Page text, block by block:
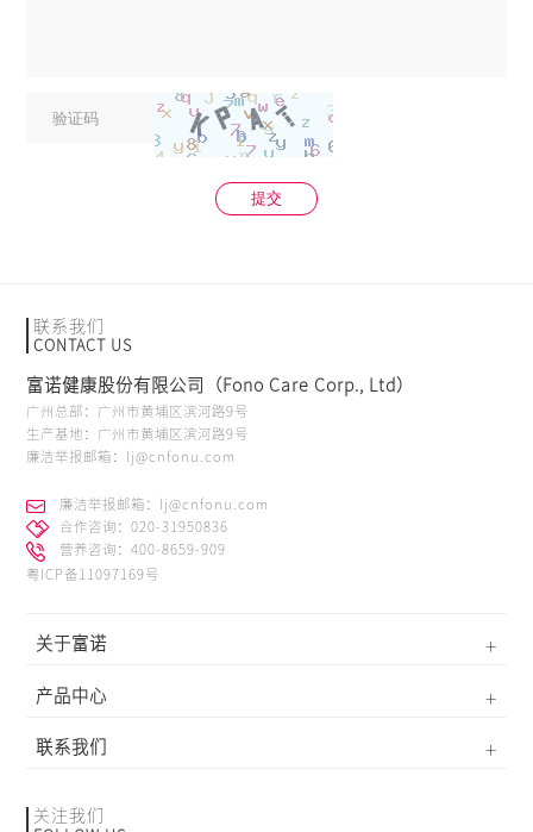
联系我们
CONTACT US
富诺健康股份有限公司（Fono Care Corp., Ltd）
广州总部：广州市黄埔区滨河路9号
生产基地：广州市黄埔区滨河路9号
廉洁举报邮箱：lj@cnfonu.com
廉洁举报邮箱：lj@cnfonu.com
合作咨询：020-31950836
营养咨询：400-8659-909
粤ICP备11097169号
关于富诺
产品中心
联系我们
关注我们